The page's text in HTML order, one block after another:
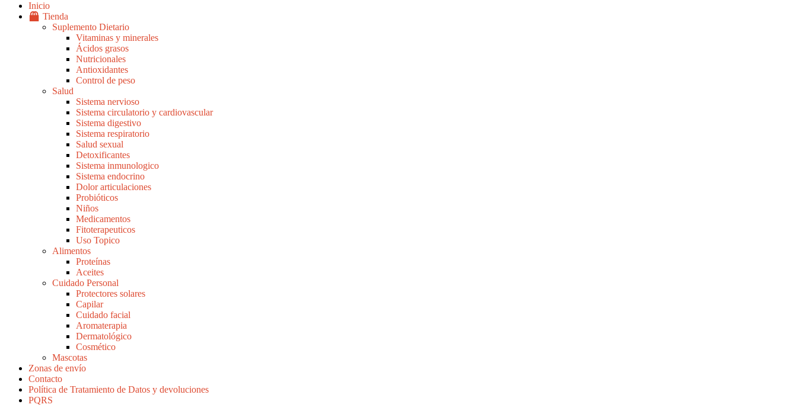
Inicio
Tienda
Suplemento Dietario
Vitaminas y minerales
Ácidos grasos
Nutricionales
Antioxidantes
Control de peso
Salud
Sistema nervioso
Sistema circulatorio y cardiovascular
Sistema digestivo
Sistema respiratorio
Salud sexual
Detoxificantes
Sistema inmunologico
Sistema endocrino
Dolor articulaciones
Probióticos
Niños
Medicamentos
Fitoterapeuticos
Uso Topico
Alimentos
Proteínas
Aceites
Cuidado Personal
Protectores solares
Capilar
Cuidado facial
Aromaterapia
Dermatológico
Cosmético
Mascotas
Zonas de envío
Contacto
Política de Tratamiento de Datos y devoluciones
PQRS